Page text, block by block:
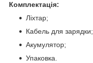
Комплектація:
Ліхтар;
Кабель для зарядки;
Акумулятор;
Упаковка.